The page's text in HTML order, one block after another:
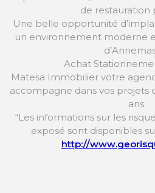
de restauration
Une belle opportunité
un environnement moderne
Achat
Matesa Immobilier votre
accompagne dans vos projets
ans
“Les informations sur les
exposé sont disponibles
http://